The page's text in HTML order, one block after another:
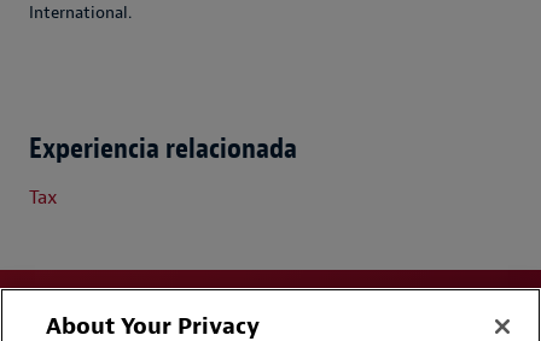
International.
Experiencia relacionada
Tax
About Your Privacy